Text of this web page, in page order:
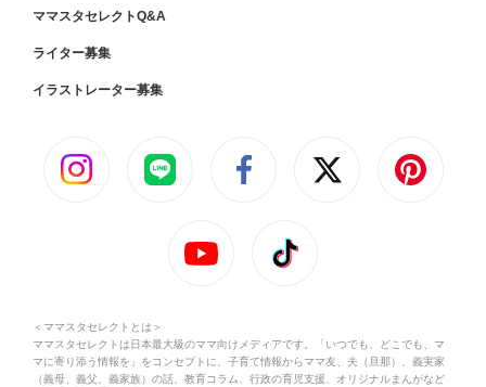
ママスタセレクトQ&A
ライター募集
イラストレーター募集
＜ママスタセレクトとは＞
ママスタセレクトは日本最大級のママ向けメディアです。「いつでも、どこでも、マ
マに寄り添う情報を」をコンセプトに、子育て情報からママ友、夫（旦那）、義実家
（義母、義父、義家族）の話、教育コラム、行政の育児支援、オリジナルまんがなど